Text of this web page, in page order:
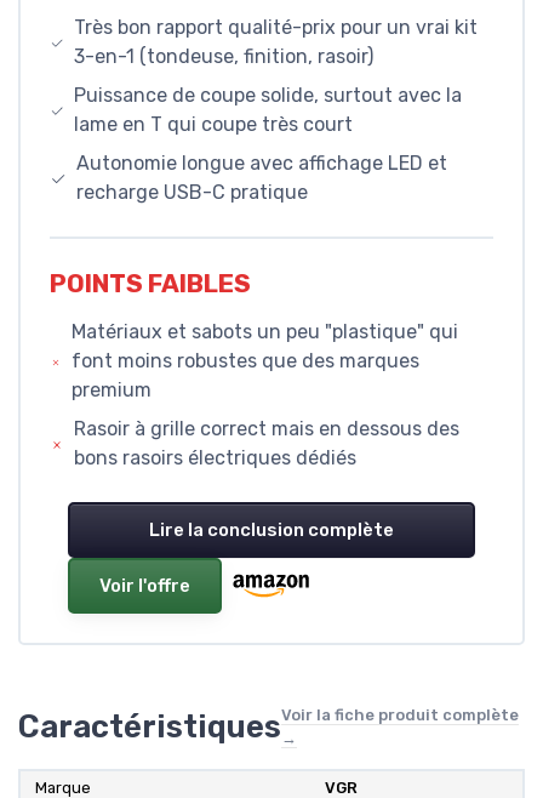
Très bon rapport qualité-prix pour un vrai kit
3-en-1 (tondeuse, finition, rasoir)
Puissance de coupe solide, surtout avec la
lame en T qui coupe très court
Autonomie longue avec affichage LED et
recharge USB-C pratique
POINTS FAIBLES
Matériaux et sabots un peu "plastique" qui
font moins robustes que des marques
premium
Rasoir à grille correct mais en dessous des
bons rasoirs électriques dédiés
Lire la conclusion complète
Voir l'offre
CaractéristiquesVoir la fiche produit complète
→
Marque VGR